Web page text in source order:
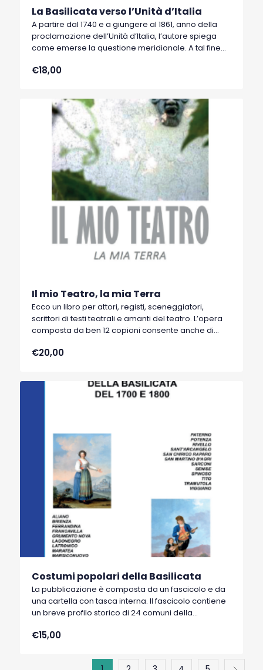
La Basilicata verso l’Unità d’Italia
A partire dal 1740 e a giungere al 1861, anno della
proclamazione dell’Unità d’Italia, l’autore spiega
come emerse la questione meridionale. A tal fine
economico del Sud, con particolare riferimento alla
€18,00
Il mio Teatro, la mia Terra
Ecco un libro per attori, registi, sceneggiatori,
scrittori di testi teatrali e amanti del teatro. L’opera
composta da ben 12 copioni consente anche di
da un testo letterario (Pirandello, Albino Pierro,
€20,00
Costumi popolari della Basilicata
La pubblicazione è composta da un fascicolo e da
una cartella con tasca interna. Il fascicolo contiene
un breve profilo storico di 24 comuni della
su cartoncino formato A/4 di 24 costumi popolari
Borbone nel 1782 che incaricò alcuni pittori di
€15,00